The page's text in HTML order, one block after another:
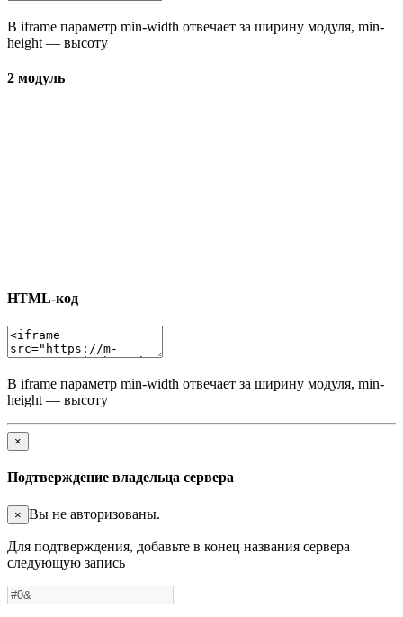
В iframe параметр min-width отвечает за ширину модуля, min-
height — высоту
2 модуль
HTML-код
В iframe параметр min-width отвечает за ширину модуля, min-
height — высоту
×
Подтверждение владельца сервера
× Вы не авторизованы.
Для подтверждения, добавьте в конец названия сервера
следующую запись